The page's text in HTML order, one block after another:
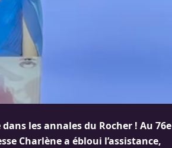
les annales du Rocher ! Au 76e
Charlène a ébloui l’assistance,